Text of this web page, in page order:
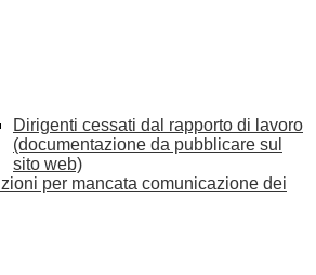
Dirigenti cessati dal rapporto di lavoro
(documentazione da pubblicare sul
sito web)
per mancata comunicazione dei